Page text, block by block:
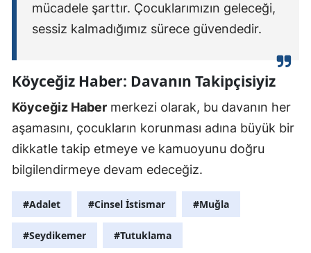
mücadele şarttır. Çocuklarımızın geleceği,
sessiz kalmadığımız sürece güvendedir.
Köyceğiz Haber: Davanın Takipçisiyiz
Köyceğiz Haber merkezi olarak, bu davanın her
aşamasını, çocukların korunması adına büyük bir
dikkatle takip etmeye ve kamuoyunu doğru
bilgilendirmeye devam edeceğiz.
#Adalet #Cinsel İstismar #Muğla
#Seydikemer #Tutuklama